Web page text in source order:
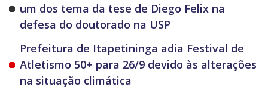
um dos tema da tese de Diego Felix na
defesa do doutorado na USP
Prefeitura de Itapetininga adia Festival de
Atletismo 50+ para 26/9 devido às alterações
na situação climática